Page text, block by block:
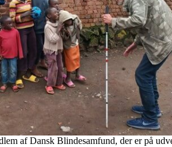
af Dansk Blindesamfund, der er på